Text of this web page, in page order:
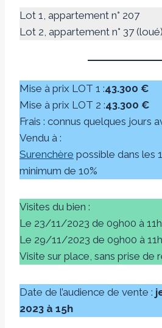
Lot 1, appartement n° 207
Lot 2, appartement n° 37 (loué)
Mise à prix LOT 1 :43.300 €
Mise à prix LOT 2 :43.300 €
Frais : connus quelques jours
Vendu à :
Surenchère possible dans les
minimum de 10%
Visites du bien :
Le 23/11/2023 de 09h00 à
Le 29/11/2023 de 09h00 à
Visite sur place, sans prise de
Date de l’audience de vente :
2023 à 15h